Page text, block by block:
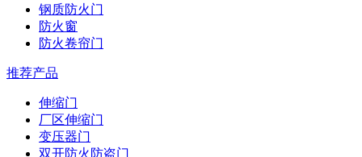
钢质防火门
防火窗
防火卷帘门
推荐产品
伸缩门
厂区伸缩门
变压器门
双开防火防盗门